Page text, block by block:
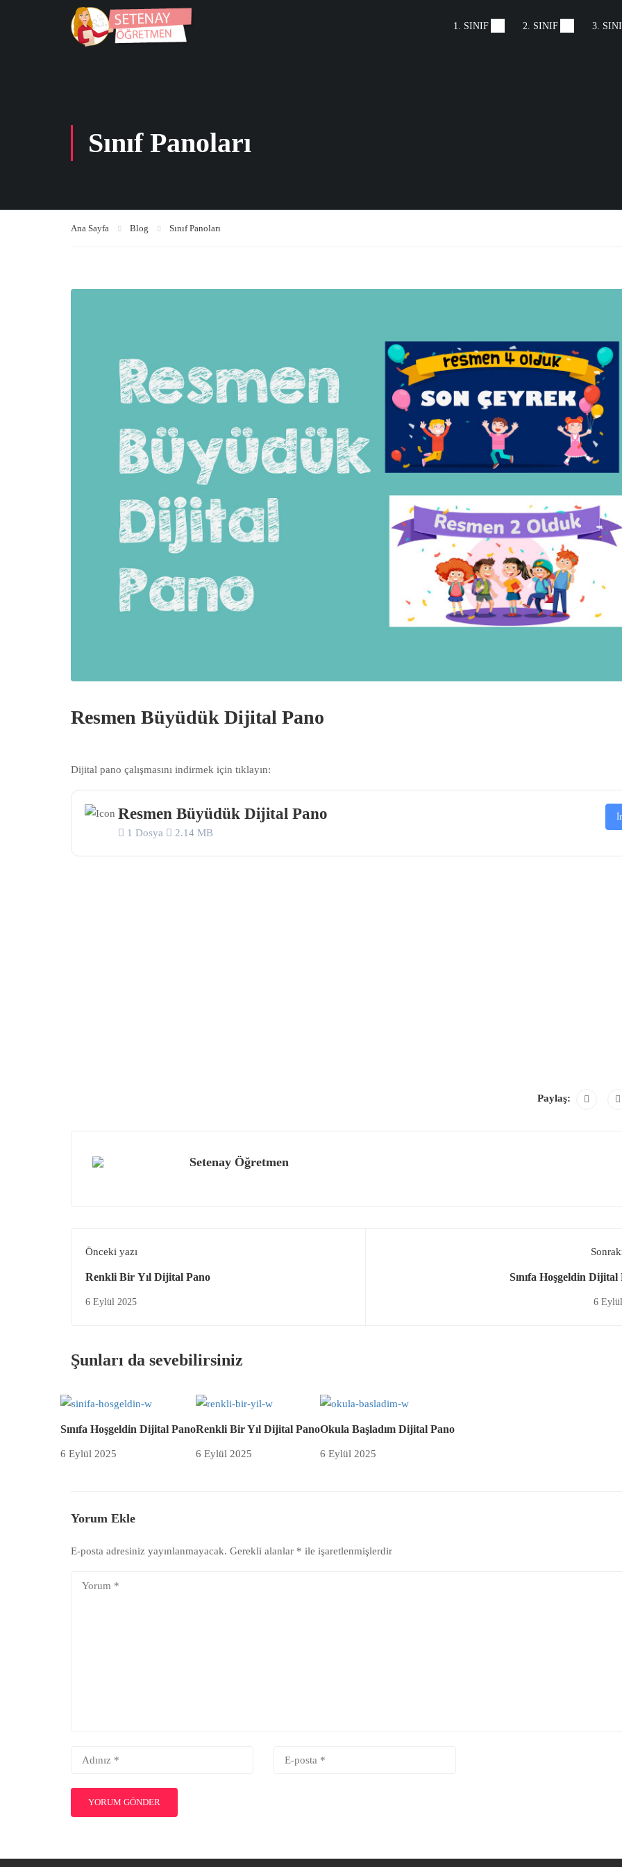
1. SINIF 2. SINIF 3.
Sınıf Panoları
Ana Sayfa Blog Sınıf Panoları
Resmen Büyüdük Dijital Pano
Dijital pano çalışmasını indirmek için tıklayın:
Resmen Büyüdük Dijital Pano
1 Dosya 2.14 MB
Paylaş:
Setenay Öğretmen
Önceki yazı
Renkli Bir Yıl Dijital Pano
6 Eylül 2025
Sınıfa Hoşgeldin Dijital
6
Şunları da sevebilirsiniz
Sınıfa Hoşgeldin Dijital Pano
6 Eylül 2025
Renkli Bir Yıl Dijital Pano
6 Eylül 2025
Okula Başladım Dijital Pano
6 Eylül 2025
Yorum Ekle
E-posta adresiniz yayınlanmayacak. Gerekli alanlar * ile işaretlenmişlerdir